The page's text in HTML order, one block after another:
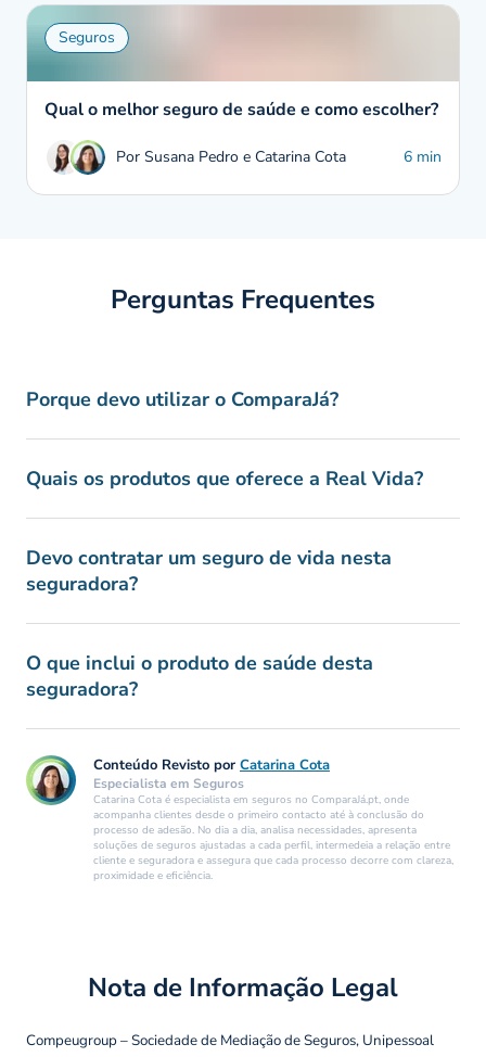
Seguros
Qual o melhor seguro de saúde e como escolher?
Por Susana Pedro e Catarina Cota 6 min
Perguntas Frequentes
Porque devo utilizar o ComparaJá?
Quais os produtos que oferece a Real Vida?
Devo contratar um seguro de vida nesta
seguradora?
O que inclui o produto de saúde desta
seguradora?
Conteúdo Revisto por Catarina Cota
Especialista em Seguros
Catarina Cota é especialista em seguros no ComparaJá.pt, onde
acompanha clientes desde o primeiro contacto até à conclusão do
processo de adesão. No dia a dia, analisa necessidades, apresenta
soluções de seguros ajustadas a cada perfil, intermedeia a relação entre
cliente e seguradora e assegura que cada processo decorre com clareza,
proximidade e eficiência.
Nota de Informação Legal
Compeugroup – Sociedade de Mediação de Seguros, Unipessoal